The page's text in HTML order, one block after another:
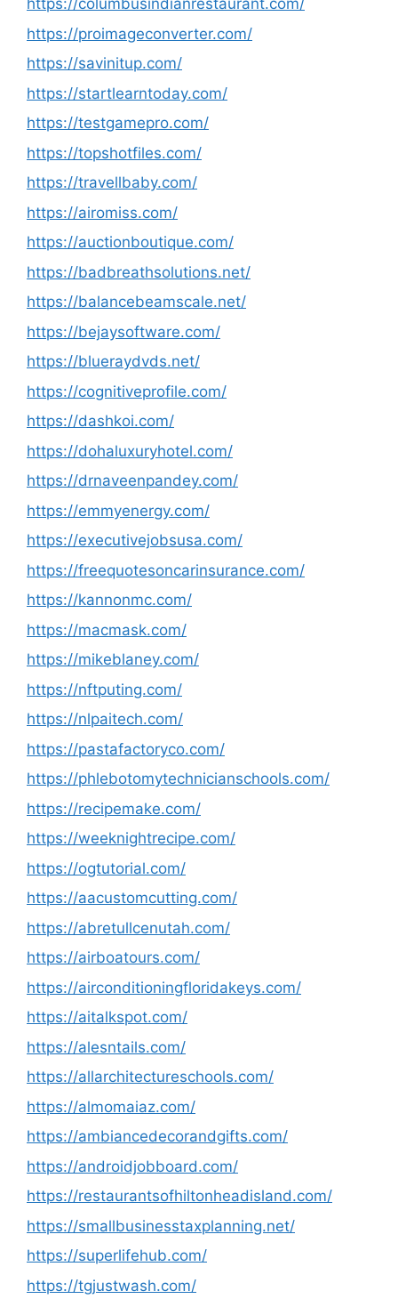
https://columbusindianrestaurant.com/
https://proimageconverter.com/
https://savinitup.com/
https://startlearntoday.com/
https://testgamepro.com/
https://topshotfiles.com/
https://travellbaby.com/
https://airomiss.com/
https://auctionboutique.com/
https://badbreathsolutions.net/
https://balancebeamscale.net/
https://bejaysoftware.com/
https://blueraydvds.net/
https://cognitiveprofile.com/
https://dashkoi.com/
https://dohaluxuryhotel.com/
https://drnaveenpandey.com/
https://emmyenergy.com/
https://executivejobsusa.com/
https://freequotesoncarinsurance.com/
https://kannonmc.com/
https://macmask.com/
https://mikeblaney.com/
https://nftputing.com/
https://nlpaitech.com/
https://pastafactoryco.com/
https://phlebotomytechnicianschools.com/
https://recipemake.com/
https://weeknightrecipe.com/
https://ogtutorial.com/
https://aacustomcutting.com/
https://abretullcenutah.com/
https://airboatours.com/
https://airconditioningfloridakeys.com/
https://aitalkspot.com/
https://alesntails.com/
https://allarchitectureschools.com/
https://almomaiaz.com/
https://ambiancedecorandgifts.com/
https://androidjobboard.com/
https://restaurantsofhiltonheadisland.com/
https://smallbusinesstaxplanning.net/
https://superlifehub.com/
https://tgjustwash.com/